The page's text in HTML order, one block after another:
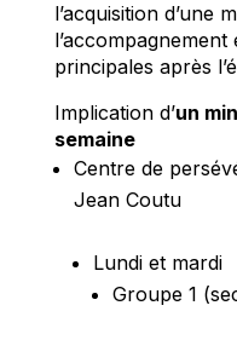
l’acquisition d’une
principales après
Implication d’un
semaine
Centre de
Jean Coutu
Lundi et mardi
Groupe 1